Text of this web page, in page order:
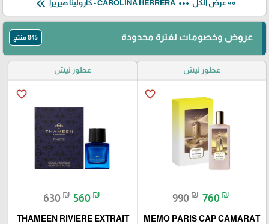
»» عرض الكل more_horiz CAROLINA HERRERA - كارولينا هيريرا keyboard_double_arrow_left
عروض وخصومات لفترة محدودة 845 منتج
عطور نيش
favorite_border
990₪ 760 ₪
MEMO PARIS CAP CAMARAT
عطور نيش
favorite_border
630₪ 560 ₪
THAMEEN RIVIERE EXTRAIT